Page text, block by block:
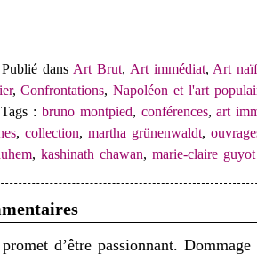
dansArt Brut, Art immédiat,Art
,Confrontations,Napoléon et l'art
: bruno montpied, conférences,art
,collection,martha grünenwaldt,
,kashinath chawan, marie-claire guyot
d’être passionnant.